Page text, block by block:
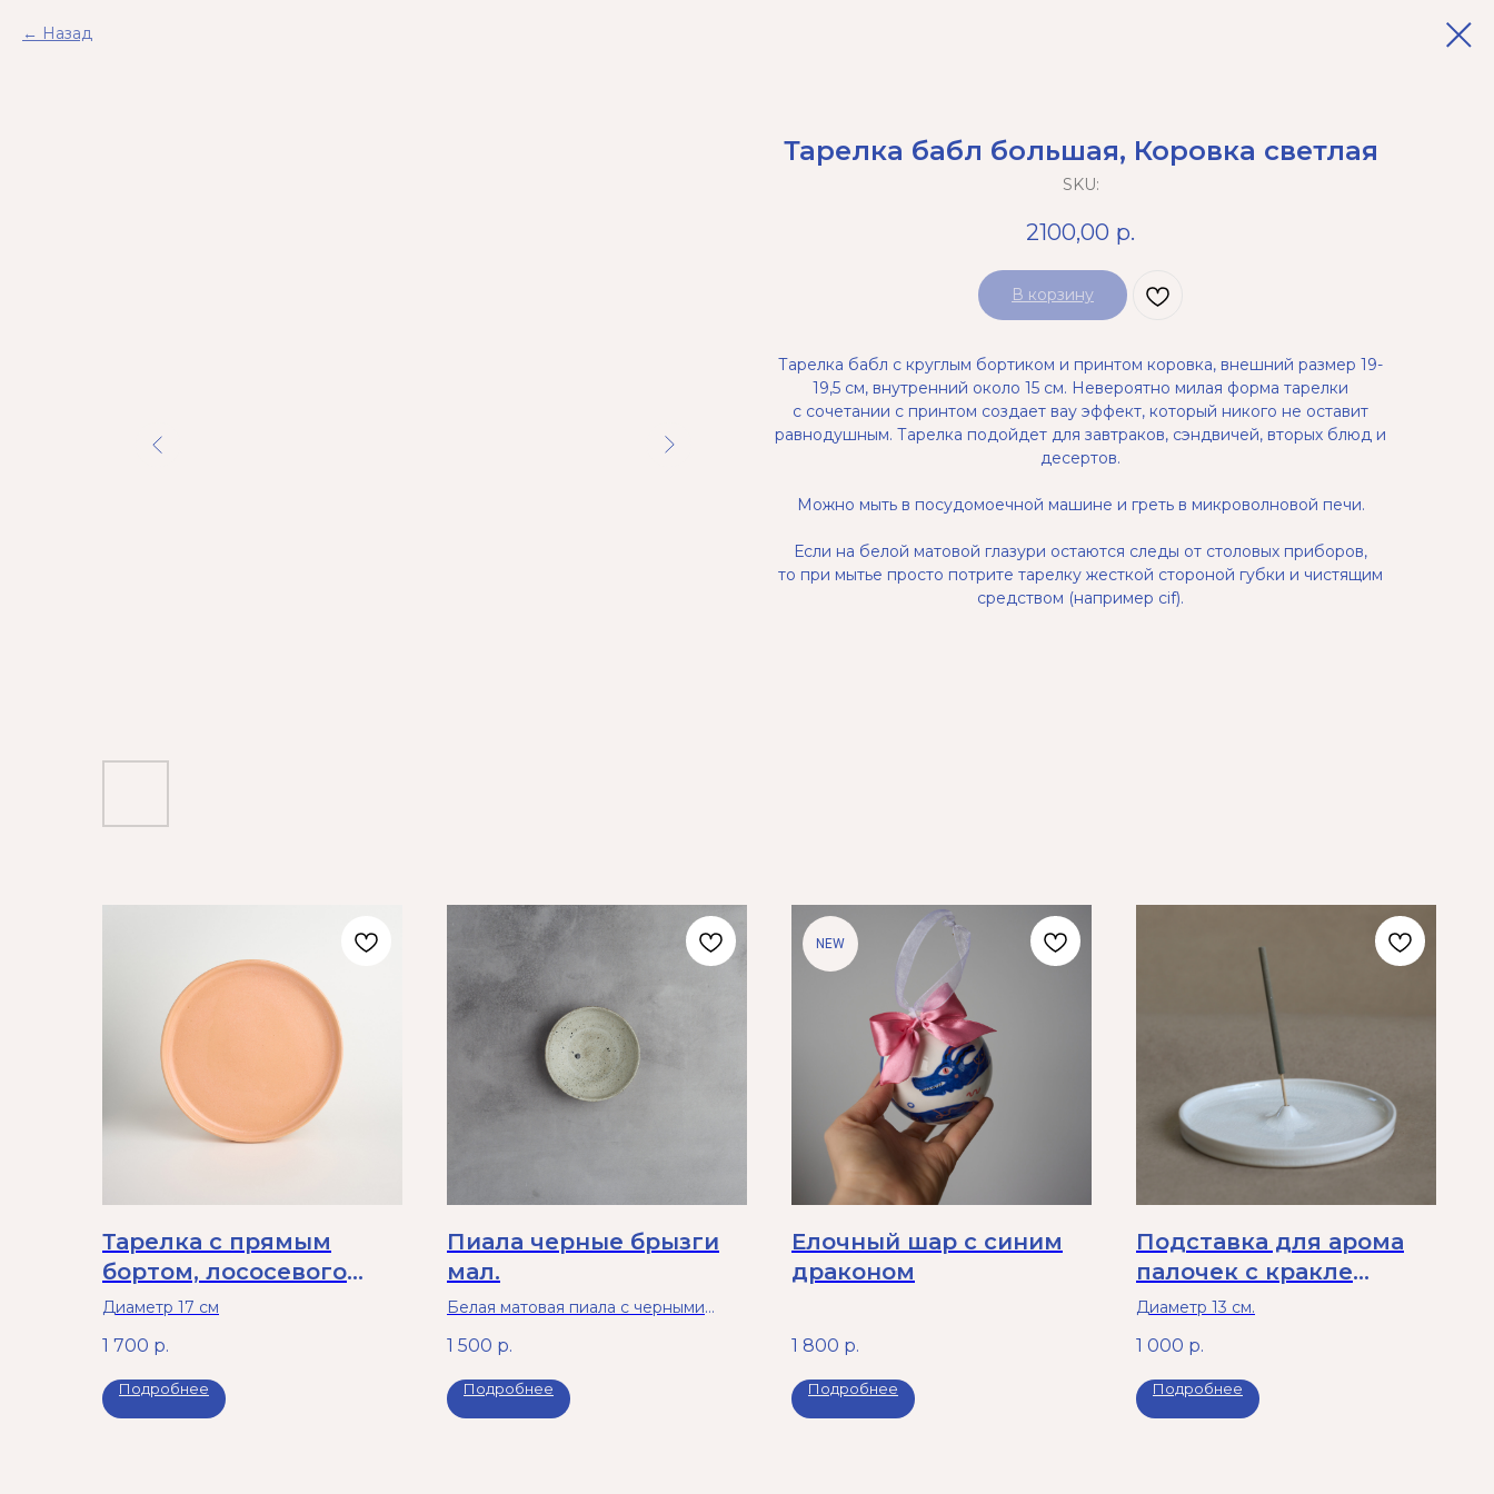
Назад
Тарелка бабл большая, Коровка светлая
SKU:
2100,00 р.
В корзину
Тарелка бабл с круглым бортиком и принтом коровка, внешний размер 19-
19,5 см, внутренний около 15 см. Невероятно милая форма тарелки
с сочетании с принтом создает вау эффект, который никого не оставит
равнодушным. Тарелка подойдет для завтраков, сэндвичей, вторых блюд и
десертов.
Можно мыть в посудомоечной машине и греть в микроволновой печи.
Если на белой матовой глазури остаются следы от столовых приборов,
то при мытье просто потрите тарелку жесткой стороной губки и чистящим
средством (например cif).
Тарелка с прямым
бортом, лососевого
цвета, 17 см
Диаметр 17 см
1 700 р.
Подробнее
Пиала черные брызги
мал.
Белая матовая пиала с черными
посудомойку. 4 х 15 см
1 500 р.
Подробнее
NEW
Елочный шар с синим
драконом
1 800 р.
Подробнее
Подставка для арома
палочек с кракле
глазурью
Диаметр 13 см.
1 000 р.
Подробнее